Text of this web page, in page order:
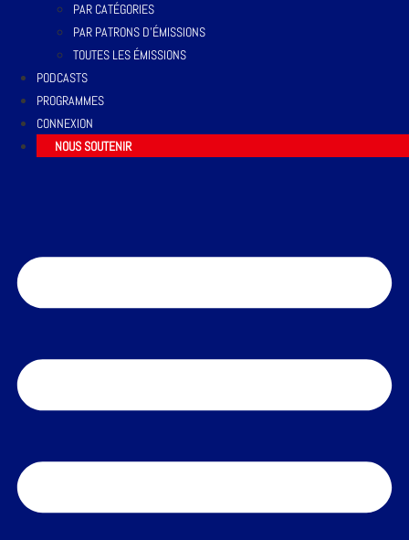
PAR CATÉGORIES
PAR PATRONS D’ÉMISSIONS
TOUTES LES ÉMISSIONS
PODCASTS
PROGRAMMES
CONNEXION
NOUS SOUTENIR